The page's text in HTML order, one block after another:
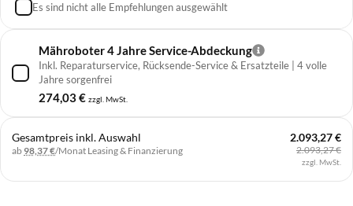
Es sind nicht alle Empfehlungen ausgewählt
Mähroboter 4 Jahre Service-Abdeckung
Inkl. Reparaturservice, Rücksende-Service & Ersatzteile | 4 volle
Jahre sorgenfrei
274,03€ zzgl. MwSt.
Gesamtpreis inkl. Auswahl
ab 98,37 €/Monat Leasing & Finanzierung
2.093,27 €
2.093,27 €
zzgl. MwSt.